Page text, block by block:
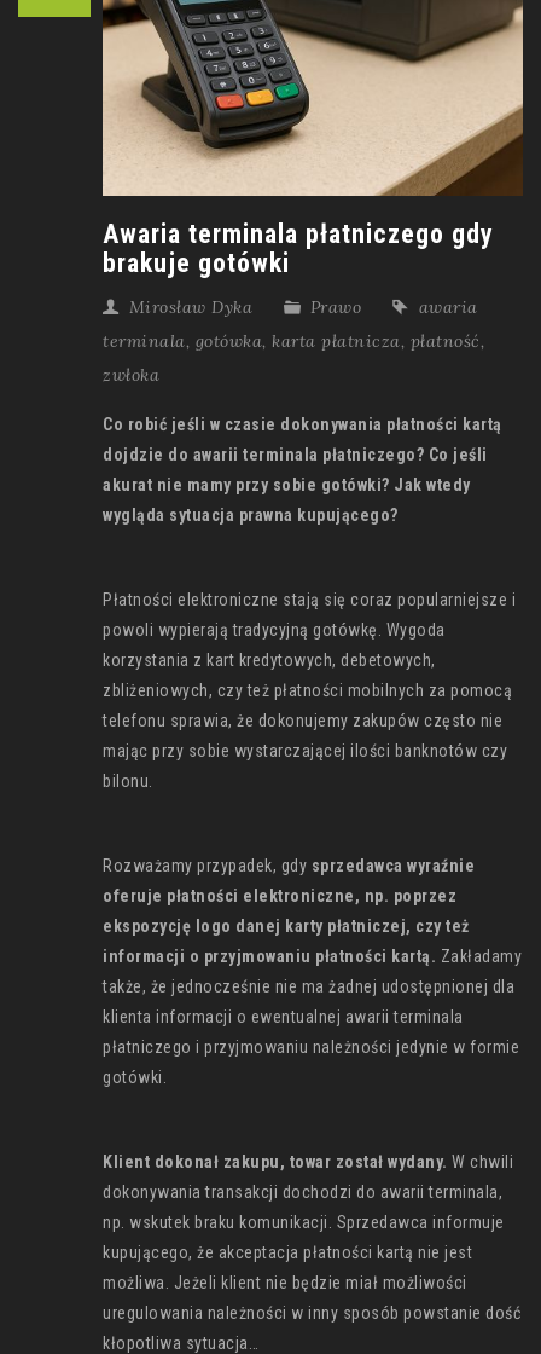
Awaria terminala płatniczego gdy
brakuje gotówki
Mirosław Dyka Prawo
awaria
terminala, gotówka, karta płatnicza, płatność,
zwłoka
Co robić jeśli w czasie dokonywania płatności kartą
dojdzie do awarii terminala płatniczego? Co jeśli
akurat nie mamy przy sobie gotówki? Jak wtedy
wygląda sytuacja prawna kupującego?
Płatności elektroniczne stają się coraz popularniejsze i
powoli wypierają tradycyjną gotówkę. Wygoda
korzystania z kart kredytowych, debetowych,
zbliżeniowych, czy też płatności mobilnych za pomocą
telefonu sprawia, że dokonujemy zakupów często nie
mając przy sobie wystarczającej ilości banknotów czy
bilonu.
Rozważamy przypadek, gdy sprzedawca wyraźnie
oferuje płatności elektroniczne, np. poprzez
ekspozycję logo danej karty płatniczej, czy też
informacji o przyjmowaniu płatności kartą. Zakładamy
także, że jednocześnie nie ma żadnej udostępnionej dla
klienta informacji o ewentualnej awarii terminala
płatniczego i przyjmowaniu należności jedynie w formie
gotówki.
Klient dokonał zakupu, towar został wydany. W chwili
dokonywania transakcji dochodzi do awarii terminala,
np. wskutek braku komunikacji. Sprzedawca informuje
kupującego, że akceptacja płatności kartą nie jest
możliwa. Jeżeli klient nie będzie miał możliwości
uregulowania należności w inny sposób powstanie dość
kłopotliwa sytuacja…